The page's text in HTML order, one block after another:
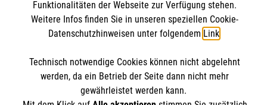
Beratungsangebote
Downloads
Aktuelle Nachrichten
Impressum
Kontakt
Funktionalitäten der Webseite zur Verfügung stehen.
Weitere Infos finden Sie in unseren speziellen Cookie-
Datenschutzhinweisen unter folgendem Link.
Technisch notwendige Cookies können nicht abgelehnt
werden, da ein Betrieb der Seite dann nicht mehr
gewährleistet werden kann.